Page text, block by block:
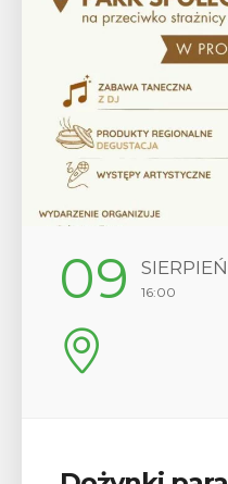
12 SIERPIEŃ
17:00